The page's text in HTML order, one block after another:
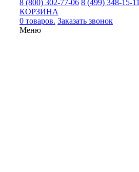
8 (800) 302-77-06 8 (499) 348-15-11
КОРЗИНА
0 товаров. Заказать звонок
Меню